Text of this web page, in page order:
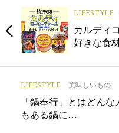
LIFESTYLE
カルディ
好きな食
LIFESTYLE 美味しいもの
「鍋奉行」とはどん
もある鍋に…